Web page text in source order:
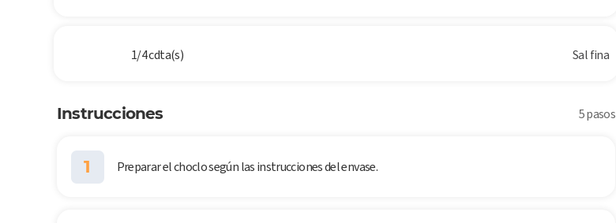
1/4 cdta(s) Sal fina
Instrucciones 5 pasos
1 Preparar el choclo según las instrucciones del envase.